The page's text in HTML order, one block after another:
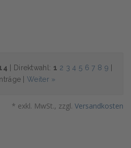
| Direktwahl: 1 2 3 4 5 6 7 8 9
|Weiter »
* exkl. MwSt., zzgl. Versandkosten